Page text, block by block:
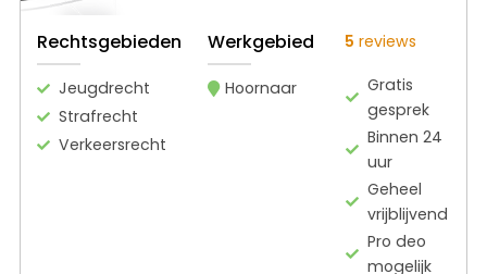
Rechtsgebieden
Jeugdrecht
Strafrecht
Verkeersrecht
Werkgebied
Hoornaar
5 reviews
Gratis
gesprek
Binnen 24
uur
Geheel
vrijblijvend
Pro deo
mogelijk